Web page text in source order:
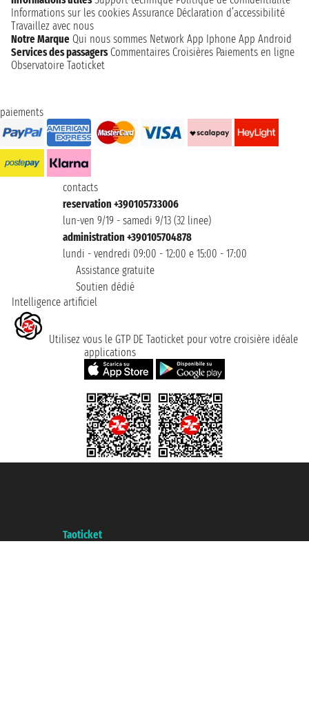
Informations sur les cookies Assurance Déclaration d’accessibilité
Travaillez avec nous
Notre Marque Qui nous sommes Network App Iphone App Android
Services des passagers Commentaires Croisières Paiements en ligne
Observatoire Taoticket
paiements
contacts
reservation +390105733006
lun-ven 9/19 - samedi 9/13 (32 linee)
administration +390105704878
lundi - vendredi 09:00 - 12:00 e 15:00 - 17:00
Assistance gratuite
Soutien dédié
Intelligence artificiel
Utilisez vous le GTP DE Taoticket pour votre croisière idéale
applications
Taoticket